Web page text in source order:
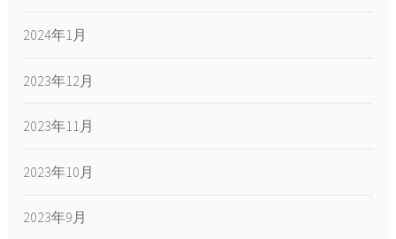
2024年1月
2023年12月
2023年11月
2023年10月
2023年9月